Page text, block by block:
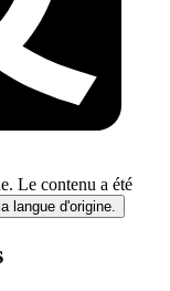
Le contenu a été
langue d'origine.